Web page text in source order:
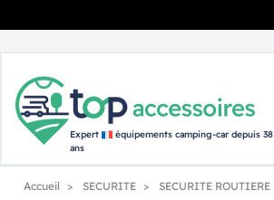
Expert
équipements camping-car depuis 38
ans
Accueil SECURITE SECURITE ROUTIERE